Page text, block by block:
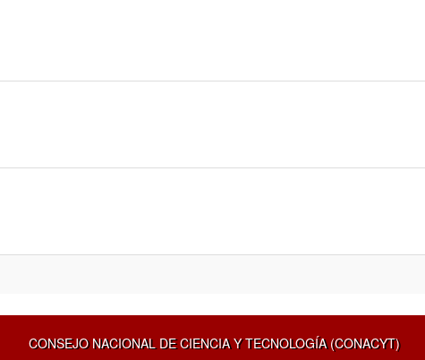
CONSEJO NACIONAL DE CIENCIA Y TECNOLOGÍA (CONACYT)